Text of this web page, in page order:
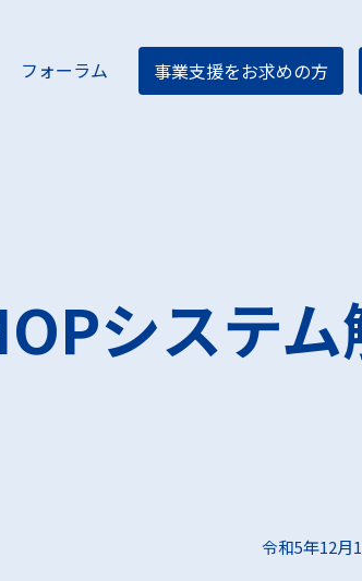
フォーラム 事業支援をお求めの方
システム
令和5年12月